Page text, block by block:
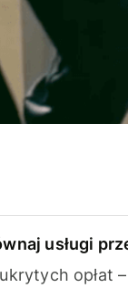
usługi
opłat